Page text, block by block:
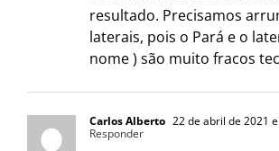
resultado. Precisamos
laterais, pois o Pará e o
nome ) são muito fracos
Carlos Alberto 22 de abril de 2021
Responder